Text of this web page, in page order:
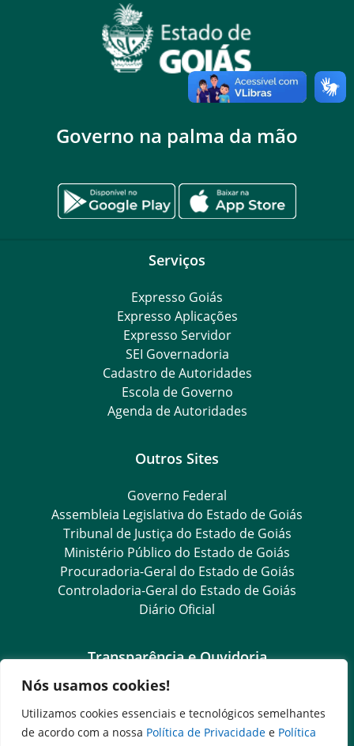
Nós usamos cookies!
Utilizamos cookies essenciais e tecnológicos semelhantes
de acordo com a nossa Política de Privacidade e Política
Governo na palma da mão
Serviços
Expresso Goiás
Expresso Aplicações
Expresso Servidor
SEI Governadoria
Cadastro de Autoridades
Escola de Governo
Agenda de Autoridades
Outros Sites
Governo Federal
Assembleia Legislativa do Estado de Goiás
Tribunal de Justiça do Estado de Goiás
Ministério Público do Estado de Goiás
Procuradoria-Geral do Estado de Goiás
Controladoria-Geral do Estado de Goiás
Diário Oficial
Transparência e Ouvidoria
LGPD
Goiás Transparência
Dados Abertos Goiás